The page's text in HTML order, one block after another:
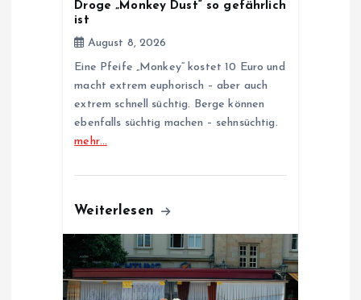
Droge „Monkey Dust“ so gefährlich
ist
August 8, 2026
Eine Pfeife „Monkey“ kostet 10 Euro und
macht extrem euphorisch – aber auch
extrem schnell süchtig. Berge können
ebenfalls süchtig machen – sehnsüchtig.
mehr…
Weiterlesen